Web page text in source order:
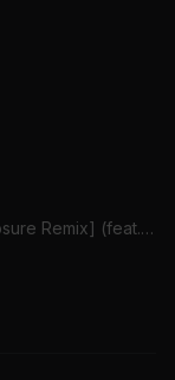
Attention (with Justin Bieber) [Disclosure Remix] (feat. Justin Bieber)